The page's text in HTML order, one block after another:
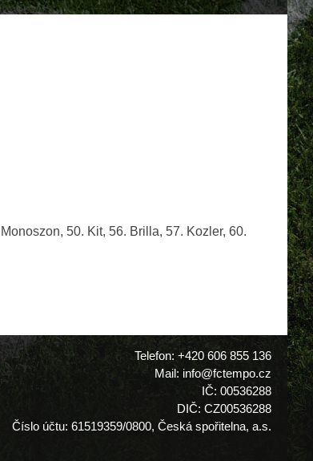
50. Kit, 56. Brilla, 57. Kozler, 60.
Telefon: +420 606 855 136
Mail: info@fctempo.cz
IČ: 00536288
DIČ: CZ00536288
Číslo účtu: 61519359/0800, Česká spořitelna, a.s.